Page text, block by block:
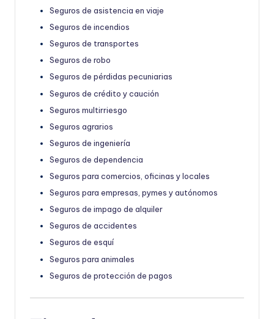
Seguros de asistencia en viaje
Seguros de incendios
Seguros de transportes
Seguros de robo
Seguros de pérdidas pecuniarias
Seguros de crédito y caución
Seguros multirriesgo
Seguros agrarios
Seguros de ingeniería
Seguros de dependencia
Seguros para comercios, oficinas y locales
Seguros para empresas, pymes y autónomos
Seguros de impago de alquiler
Seguros de accidentes
Seguros de esquí
Seguros para animales
Seguros de protección de pagos